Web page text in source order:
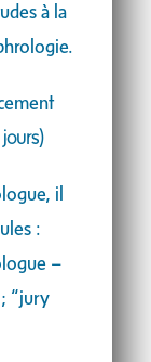
à la
il
:
–
“jury